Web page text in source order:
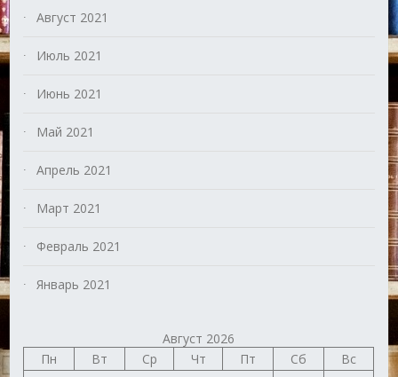
Август 2021
Июль 2021
Июнь 2021
Май 2021
Апрель 2021
Март 2021
Февраль 2021
Январь 2021
Август 2026
Пн
Вт Ср Чт Пт Сб Вс